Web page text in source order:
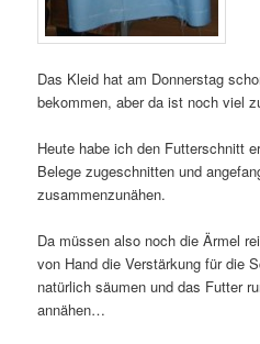
Das Kleid hat am Donnerstag
bekommen, aber da ist noch viel
Heute habe ich den Futterschnitt
Belege zugeschnitten und
zusammenzunähen.
Da müssen also noch die Ärmel
von Hand die Verstärkung für die
natürlich säumen und das Futter
annähen…